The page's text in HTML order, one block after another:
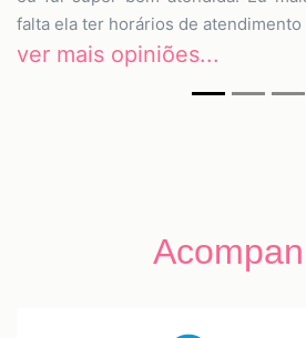
falta ela ter horários de atendimento
ver mais opiniões...